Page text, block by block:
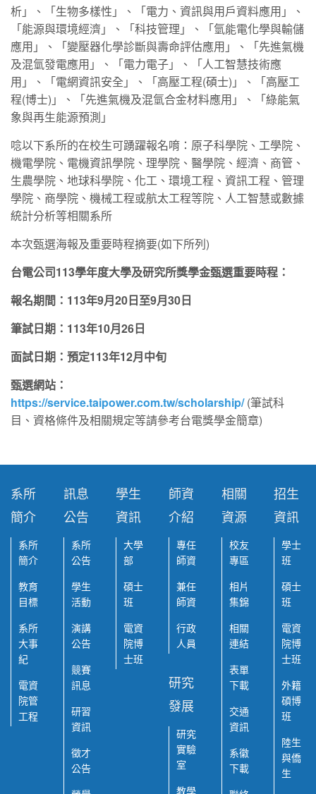
析」、「生物多樣性」、「電力、資訊與用戶資料應用」、
「能源與環境經濟」、「科技管理」、「氫能電化學與輸儲
應用」、「變壓器化學診斷與壽命評估應用」、「先進氣機
及混氫發電應用」、「電力電子」、「人工智慧技術應
用」、「電網資訊安全」、「高壓工程(碩士)」、「高壓工
程(博士)」、「先進氣機及混氫合金材料應用」、「綠能氣
象與再生能源預測」
唸以下系所的在校生可踴躍報名唷：原子科學院、工學院、
機電學院、電機資訊學院、理學院、醫學院、經濟、商管、
生農學院、地球科學院、化工、環境工程、資訊工程、管理
學院、商學院、機械工程或航太工程等院、人工智慧或數據
統計分析等相關系所
本次甄選海報及重要時程摘要(如下所列)
台電公司113學年度大學及研究所獎學金甄選重要時程：
報名期間：113年9月20日至9月30日
筆試日期：113年10月26日
面試日期：預定113年12月中旬
甄選網站：
https://service.taipower.com.tw/scholarship/ (筆試科
目、資格條件及相關規定等請參考台電獎學金簡章)
系所
簡介
系所
簡介
教育
目標
系所
大事
紀
電資
院管
工程
訊息
公告
系所
公告
學生
活動
演講
公告
競賽
訊息
研習
資訊
徵才
公告
學生
資訊
大學
部
碩士
班
電資
院博
士班
師資
介紹
專任
師資
兼任
師資
行政
人員
研究
發展
研究
實驗
室
教學
相關
資源
校友
專區
相片
集錦
相關
連結
表單
下載
交通
資訊
系徽
下載
招生
資訊
學士
班
碩士
班
電資
院博
士班
外籍
碩博
班
陸生
與僑
生